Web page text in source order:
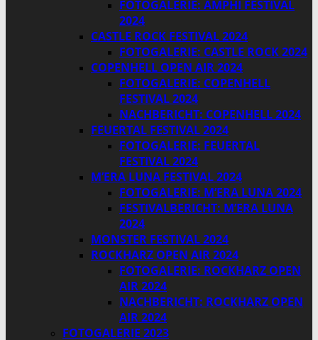
FOTOGALERIE: AMPHI FESTIVAL
2024
CASTLE ROCK FESTIVAL 2024
FOTOGALERIE: CASTLE ROCK 2024
COPENHELL OPEN AIR 2024
FOTOGALERIE: COPENHELL
FESTIVAL 2024
NACHBERICHT: COPENHELL 2024
FEUERTAL FESTIVAL 2024
FOTOGALERIE: FEUERTAL
FESTIVAL 2024
M’ERA LUNA FESTIVAL 2024
FOTOGALERIE: M’ERA LUNA 2024
FESTIVALBERICHT: M’ERA LUNA
2024
MONSTER FESTIVAL 2024
ROCKHARZ OPEN AIR 2024
FOTOGALERIE: ROCKHARZ OPEN
AIR 2024
NACHBERICHT: ROCKHARZ OPEN
AIR 2024
FOTOGALERIE 2023